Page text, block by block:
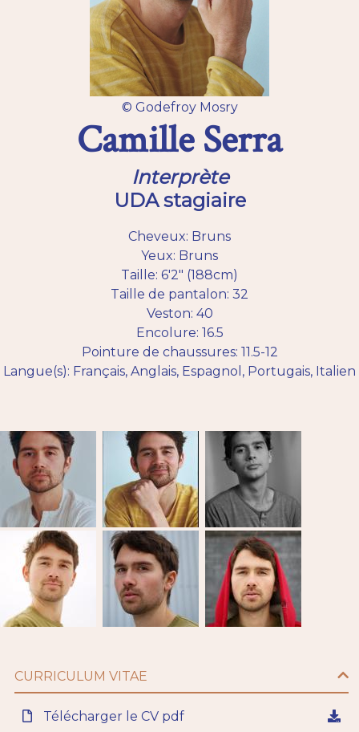
© Godefroy Mosry
Camille Serra
Interprète
UDA stagiaire
Cheveux: Bruns
Yeux: Bruns
Taille: 6'2" (188cm)
Taille de pantalon: 32
Veston: 40
Encolure: 16.5
Pointure de chaussures: 11.5-12
Langue(s): Français, Anglais, Espagnol, Portugais, Italien
CURRICULUM VITAE
Télécharger le CV pdf